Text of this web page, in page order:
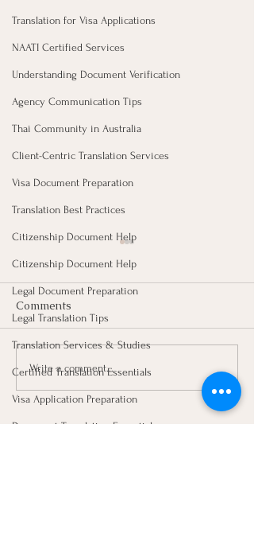
Translation for Visa Applications
NAATI Certified Services
Understanding Document Verification
Agency Communication Tips
Thai Community in Australia
Client-Centric Translation Services
Visa Document Preparation
Translation Best Practices
Citizenship Document Help
Citizenship Document Help
Legal Document Preparation
Legal Translation Tips
Translation Services & Studies
Certified Translation Essentials
Visa Application Preparation
Document Translation Essentials
🔍 ไขข้อข้องใจ... "ตรา
ประทับ NAATI" แบบดิจิทัล
มีข้อมูลอะไรระบุไว้บ้าง? มา
Comments
Write a comment...